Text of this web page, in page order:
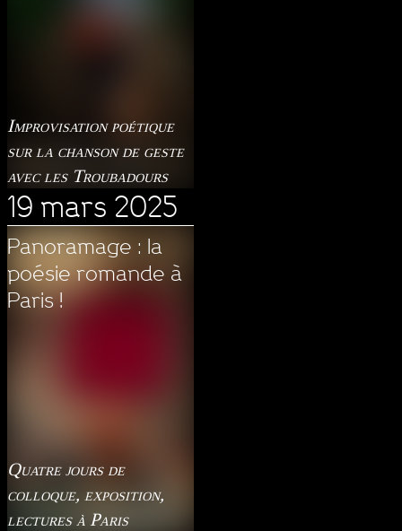
Improvisation poétique
sur la chanson de geste
avec les Troubadours
19 mars 2025
Panoramage : la
poésie romande à
Paris !
Quatre jours de
colloque, exposition,
lectures à Paris